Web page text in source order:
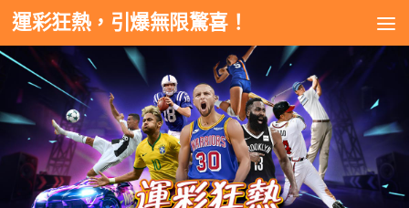
Skip to content
運彩狂熱，引爆無限驚喜！